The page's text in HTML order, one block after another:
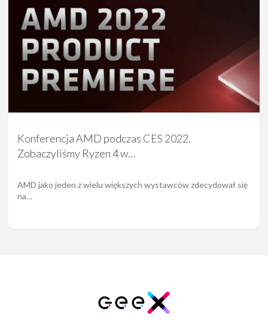
Konferencja AMD podczas CES 2022.
Zobaczyliśmy Ryzen 4 w…
AMD jako jeden z wielu większych wystawców zdecydował się
na…